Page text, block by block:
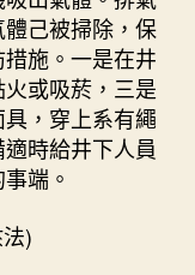
己被掃除，保
施。一是在井
或吸菸，三是
，穿上系有繩
時給井下人員
端。
)